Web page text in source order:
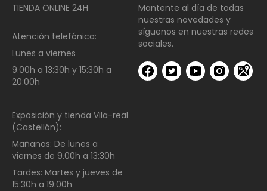
TIENDA ONLINE 24H
Atención telefónica:
Lunes a viernes
9.00h a 13:30h y 15:30h a
20:00h
Exposición y tienda Vila-real
(Castellón):
Mañanas: De lunes a
viernes de 9.00h a 13:30h
Tardes: Martes y jueves de
15:30h a 19:00h
Mantente al día de todas
nuestras novedades y
síguenos en nuestras redes
sociales.